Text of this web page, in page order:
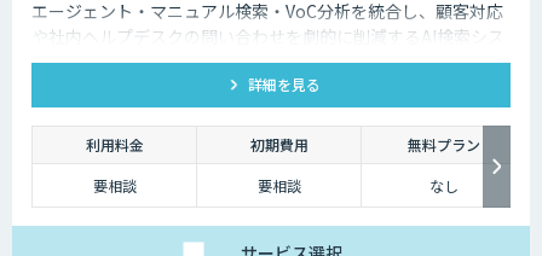
エージェント・マニュアル検索・VoC分析を統合し、顧客対応
や社内ヘルプデスクの問い合わせを劇的に削減するAI検索シス
テムです。特許技術と手厚い伴走支援で、誰でも即座に答えを
詳細を見る
利用料金 初期費用
無料プラン
要相談
要相談 なし